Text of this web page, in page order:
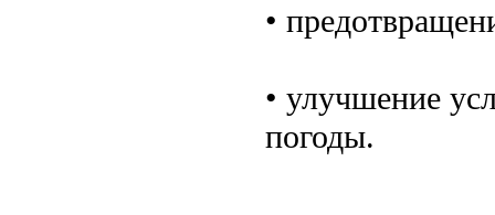
•
• улучшение
погоды.